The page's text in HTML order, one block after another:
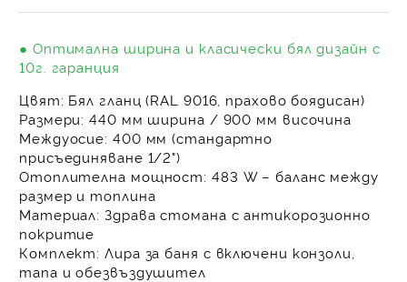
● Оптимална ширина и класически бял дизайн с
10г. гаранция
Цвят: Бял гланц (RAL 9016, прахово боядисан)
Размери: 440 мм ширина / 900 мм височина
Междуосие: 400 мм (стандартно
присъединяване 1/2")
Отоплителна мощност: 483 W – баланс между
размер и топлина
Материал: Здрава стомана с антикорозионно
покритие
Комплект: Лира за баня с включени конзоли,
тапа и обезвъздушител
на поръчката се
За покупки на